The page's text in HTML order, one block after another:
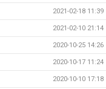
2021-02-18 11:39
2021-02-10 21:14
2020-10-25 14:26
2020-10-17 11:24
2020-10-10 17:18